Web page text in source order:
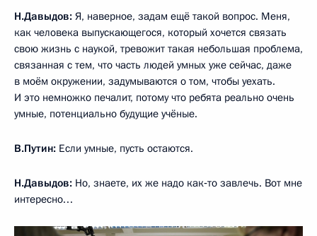
Н.Давыдов: Я, наверное, задам ещё такой вопрос. Меня,
как человека выпускающегося, который хочется связать
свою жизнь с наукой, тревожит такая небольшая проблема,
связанная с тем, что часть людей умных уже сейчас, даже
в моём окружении, задумываются о том, чтобы уехать.
И это немножко печалит, потому что ребята реально очень
умные, потенциально будущие учёные.
В.Путин: Если умные, пусть остаются.
Н.Давыдов: Но, знаете, их же надо как‑то завлечь. Вот мне
интересно…